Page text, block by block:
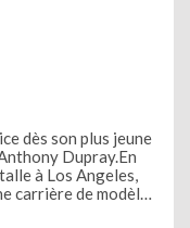
dès son plus jeune
Dupray.En
à Los Angeles,
carrière de modèle.